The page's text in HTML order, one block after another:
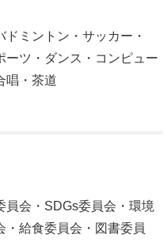
ミントン・サッカー・
ーツ・ダンス・コンピュー
唱・茶道
員会・SDGs委員会・環境
・給食委員会・図書委員